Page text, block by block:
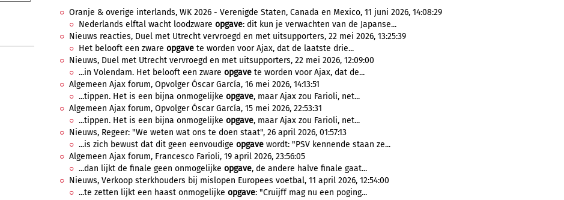
Oranje & overige interlands, WK 2026 - Verenigde Staten, Canada en Mexico, 11 juni 2026, 14:08:29
Nederlands elftal wacht loodzware opgave: dit kun je verwachten van de Japanse...
Nieuws reacties, Duel met Utrecht vervroegd en met uitsupporters, 22 mei 2026, 13:25:39
Het belooft een zware opgave te worden voor Ajax, dat de laatste drie...
Nieuws, Duel met Utrecht vervroegd en met uitsupporters, 22 mei 2026, 12:09:00
...in Volendam. Het belooft een zware opgave te worden voor Ajax, dat de...
Algemeen Ajax forum, Opvolger Óscar García, 16 mei 2026, 14:13:51
...tippen. Het is een bijna onmogelijke opgave, maar Ajax zou Farioli, net...
Algemeen Ajax forum, Opvolger Óscar García, 15 mei 2026, 22:53:31
...tippen. Het is een bijna onmogelijke opgave, maar Ajax zou Farioli, net...
Nieuws, Regeer: "We weten wat ons te doen staat", 26 april 2026, 01:57:13
...is zich bewust dat dit geen eenvoudige opgave wordt: "PSV kennende staan ze...
Algemeen Ajax forum, Francesco Farioli, 19 april 2026, 23:56:05
...dan lijkt de finale geen onmogelijke opgave, de andere halve finale gaat...
Nieuws, Verkoop sterkhouders bij mislopen Europees voetbal, 11 april 2026, 12:54:00
...te zetten lijkt een haast onmogelijke opgave: "Cruijff mag nu een poging...